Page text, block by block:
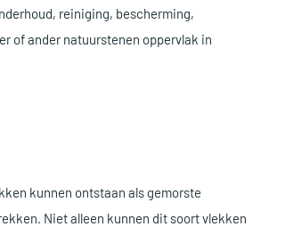
reiniging, bescherming,
of ander natuurstenen oppervlak in
kunnen ontstaan als gemorste
Niet alleen kunnen dit soort vlekken